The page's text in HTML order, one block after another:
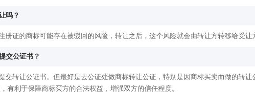
吗？
册证的商标可能存在被驳回的风险，转让之后，这个风险就会由转让方转移给受让
交公证书？
交转让公证书。但最好是去公证处做商标转让公证，特别是因商标买卖而做的转
有利于保障商标买方的合法权益，增强双方的信任程度。